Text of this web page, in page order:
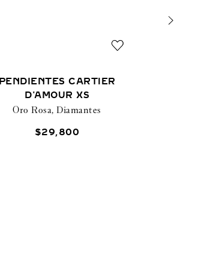
PENDIENTES CARTIER
D'AMOUR XS
Oro Rosa, Diamantes
$29,800